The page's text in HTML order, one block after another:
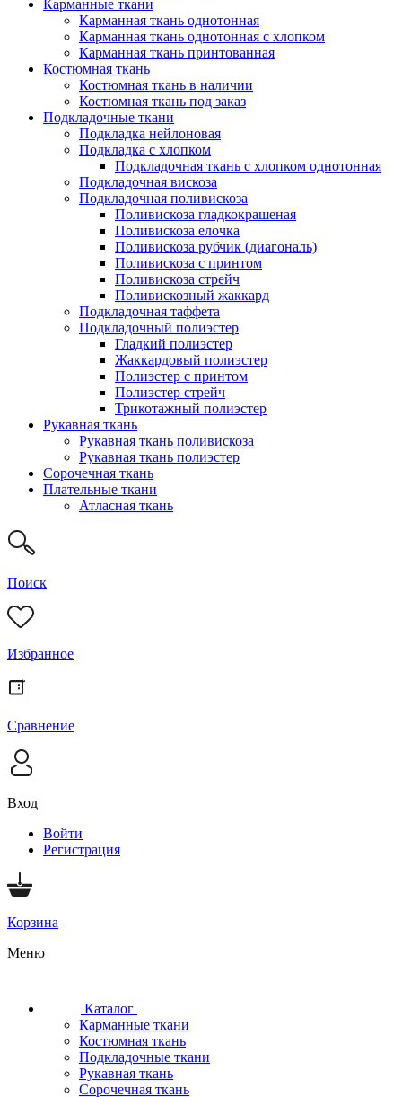
Карманные ткани
Карманная ткань однотонная
Карманная ткань однотонная с хлопком
Карманная ткань принтованная
Костюмная ткань
Костюмная ткань в наличии
Костюмная ткань под заказ
Подкладочные ткани
Подкладка нейлоновая
Подкладка с хлопком
Подкладочная ткань с хлопком однотонная
Подкладочная вискоза
Подкладочная поливискоза
Поливискоза гладкокрашеная
Поливискоза елочка
Поливискоза рубчик (диагональ)
Поливискоза с принтом
Поливискоза стрейч
Поливискозный жаккард
Подкладочная таффета
Подкладочный полиэстер
Гладкий полиэстер
Жаккардовый полиэстер
Полиэстер с принтом
Полиэстер стрейч
Трикотажный полиэстер
Рукавная ткань
Рукавная ткань поливискоза
Рукавная ткань полиэстер
Сорочечная ткань
Плательные ткани
Атласная ткань
Поиск
Избранное
Сравнение
Вход
Войти
Регистрация
Корзина
Меню
Каталог
Карманные ткани
Костюмная ткань
Подкладочные ткани
Рукавная ткань
Сорочечная ткань